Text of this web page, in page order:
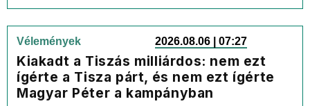
Vélemények 2026.08.06 | 07:27
Kiakadt a Tiszás milliárdos: nem ezt
ígérte a Tisza párt, és nem ezt ígérte
Magyar Péter a kampányban